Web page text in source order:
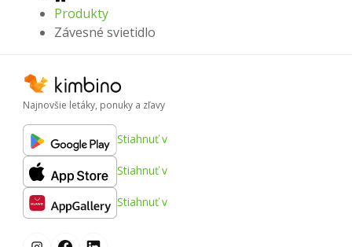
Produkty
Závesné svietidlo
Najnovšie letáky, ponuky a zľavy
Stiahnuť v
Stiahnuť v
Stiahnuť v